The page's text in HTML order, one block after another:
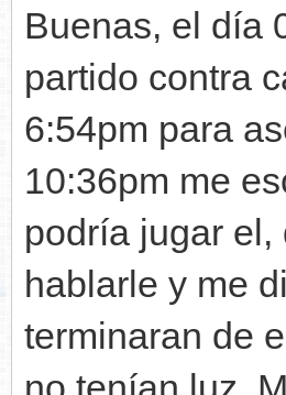
Buenas, el día
partido contra
6:54pm para
10:36pm me
podría jugar
hablarle y me
terminaran de